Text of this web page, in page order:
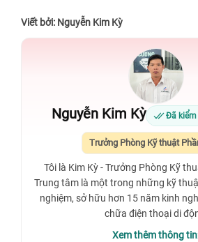
Viết bởi: Nguyễn Kim Kỳ
Nguyễn Kim Kỳ Đã
Trưởng Phòng Kỹ thuật
Tôi là Kim Kỳ - Trưởng Phòng Kỹ
Trung tâm là một trong những kỹ
nghiệm, sở hữu hơn 15 năm kinh
chữa điện thoại di
Xem thêm thông tin